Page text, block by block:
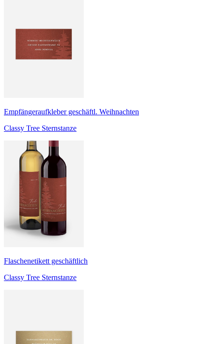
Empfängeraufkleber geschäftl. Weihnachten
Classy Tree Sternstanze
Flaschenetikett geschäftlich
Classy Tree Sternstanze